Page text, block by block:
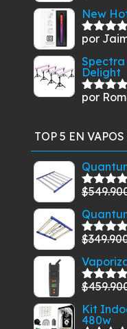
New
Valorado
por
Spectra
Delight
Valorado
por
TOP 5 EN
Valorado
5
$
Valorado
5
$
Valorado
5
$
Kit
480w